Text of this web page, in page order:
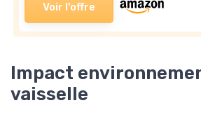
Voir l'offre
Impact
vaisselle